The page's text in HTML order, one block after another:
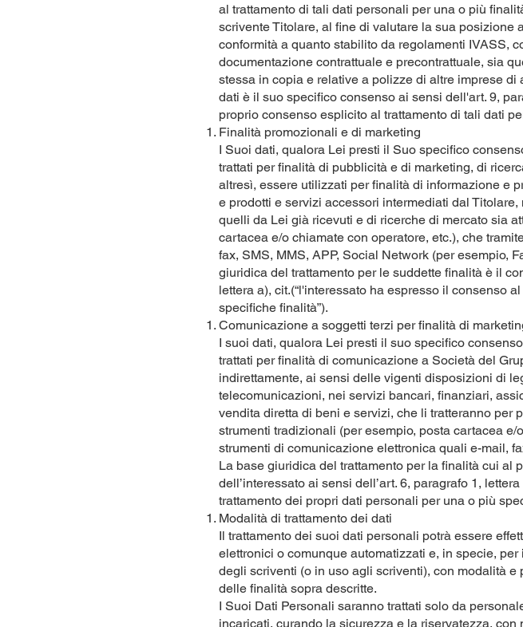
al trattamento di tali dati personali per una o più
scrivente Titolare, al fine di valutare la sua posizione
conformità a quanto stabilito da regolamenti IVASS,
documentazione contrattuale e precontrattuale, sia
stessa in copia e relative a polizze di altre imprese
dati è il suo specifico consenso ai sensi dell'art. 9,
proprio consenso esplicito al trattamento di tali dati
Finalità promozionali e di marketing
I Suoi dati, qualora Lei presti il Suo specifico
trattati per finalità di pubblicità e di marketing, di
altresì, essere utilizzati per finalità di informazione e
e prodotti e servizi accessori intermediati dal
quelli da Lei già ricevuti e di ricerche di mercato sia
cartacea e/o chiamate con operatore, etc.), che
fax, SMS, MMS, APP, Social Network (per esempio,
giuridica del trattamento per le suddette finalità è il
lettera a), cit.(“l'interessato ha espresso il consenso
specifiche finalità”).
Comunicazione a soggetti terzi per finalità di
I suoi dati, qualora Lei presti il suo specifico
trattati per finalità di comunicazione a Società del
indirettamente, ai sensi delle vigenti disposizioni di
telecomunicazioni, nei servizi bancari, finanziari,
vendita diretta di beni e servizi, che li tratteranno per
strumenti tradizionali (per esempio, posta cartacea
strumenti di comunicazione elettronica quali e-mail,
La base giuridica del trattamento per la finalità cui al
dell’interessato ai sensi dell’art. 6, paragrafo 1,
trattamento dei propri dati personali per una o più
Modalità di trattamento dei dati
Il trattamento dei suoi dati personali potrà essere
elettronici o comunque automatizzati e, in specie,
degli scriventi (o in uso agli scriventi), con modalità
delle finalità sopra descritte.
I Suoi Dati Personali saranno trattati solo da
incaricati, curando la sicurezza e la riservatezza,